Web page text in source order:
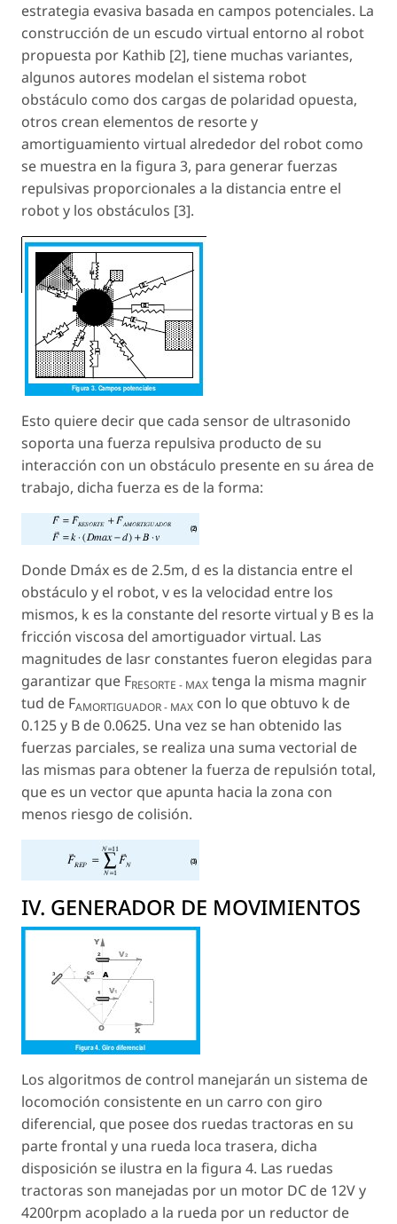
estrategia evasiva basada en campos potenciales. La
construcción de un escudo virtual entorno al robot
propuesta por Kathib [2], tiene muchas variantes,
algunos autores modelan el sistema robot
obstáculo como dos cargas de polaridad opuesta,
otros crean elementos de resorte y
amortiguamiento virtual alrededor del robot como
se muestra en la figura 3, para generar fuerzas
repulsivas proporcionales a la distancia entre el
robot y los obstáculos [3].
Esto quiere decir que cada sensor de ultrasonido
soporta una fuerza repulsiva producto de su
interacción con un obstáculo presente en su área de
trabajo, dicha fuerza es de la forma:
Donde Dmáx es de 2.5m, d es la distancia entre el
obstáculo y el robot, v es la velocidad entre los
mismos, k es la constante del resorte virtual y B es la
fricción viscosa del amortiguador virtual. Las
magnitudes de lasr constantes fueron elegidas para
garantizar que FRESORTE - MAX tenga la misma magnir
tud de FAMORTIGUADOR - MAX con lo que obtuvo k de
0.125 y B de 0.0625. Una vez se han obtenido las
fuerzas parciales, se realiza una suma vectorial de
las mismas para obtener la fuerza de repulsión total,
que es un vector que apunta hacia la zona con
menos riesgo de colisión.
IV. GENERADOR DE MOVIMIENTOS
Los algoritmos de control manejarán un sistema de
locomoción consistente en un carro con giro
diferencial, que posee dos ruedas tractoras en su
parte frontal y una rueda loca trasera, dicha
disposición se ilustra en la figura 4. Las ruedas
tractoras son manejadas por un motor DC de 12V y
4200rpm acoplado a la rueda por un reductor de